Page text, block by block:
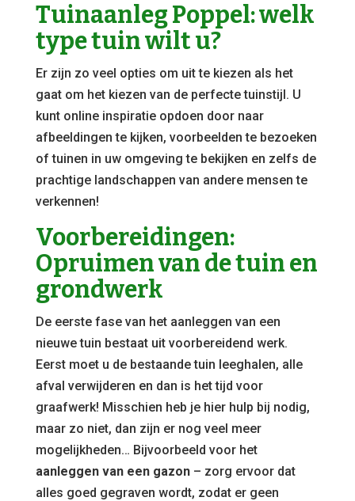
Tuinaanleg Poppel: welk
type tuin wilt u?
Er zijn zo veel opties om uit te kiezen als het
gaat om het kiezen van de perfecte tuinstijl. U
kunt online inspiratie opdoen door naar
afbeeldingen te kijken, voorbeelden te bezoeken
of tuinen in uw omgeving te bekijken en zelfs de
prachtige landschappen van andere mensen te
verkennen!
Voorbereidingen:
Opruimen van de tuin en
grondwerk
De eerste fase van het aanleggen van een
nieuwe tuin bestaat uit voorbereidend werk.
Eerst moet u de bestaande tuin leeghalen, alle
afval verwijderen en dan is het tijd voor
graafwerk! Misschien heb je hier hulp bij nodig,
maar zo niet, dan zijn er nog veel meer
mogelijkheden… Bijvoorbeeld voor het
aanleggen van een gazon– zorg ervoor dat
alles goed gegraven wordt, zodat er geen